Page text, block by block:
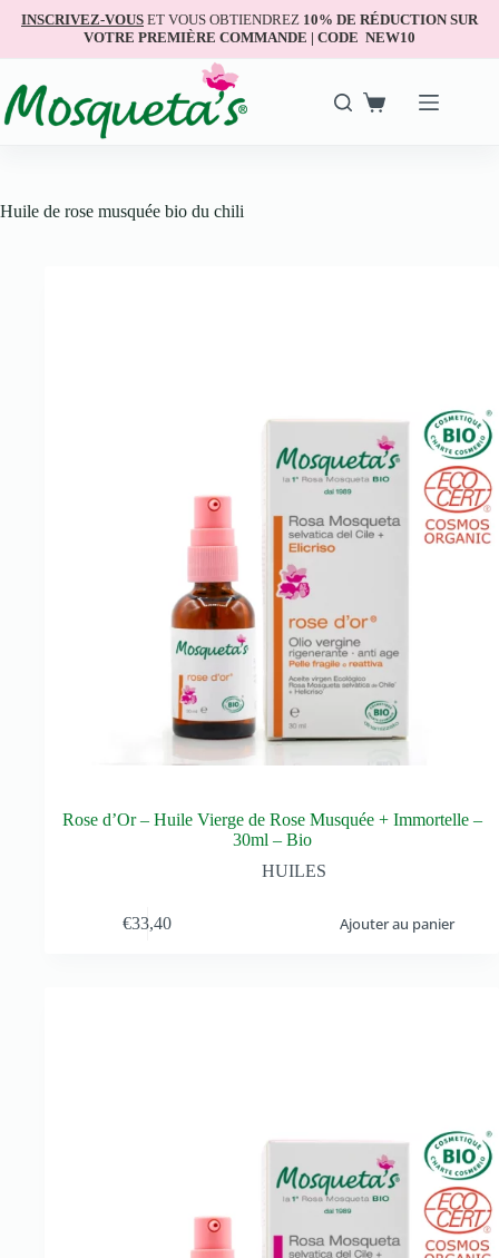
INSCRIVEZ-VOUS ET VOUS OBTIENDREZ 10% DE RÉDUCTION SUR
VOTRE PREMIÈRE COMMANDE | CODE NEW10
Huile de rose musquée bio du chili
Rose d’Or – Huile Vierge de Rose Musquée + Immortelle –
30ml – Bio
HUILES
€33,40 Ajouter au panier